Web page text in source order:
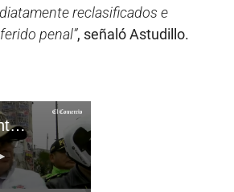
reclasificados e
penal”, señaló Astudillo.
Ministro del interior se pronuncia tras incendio